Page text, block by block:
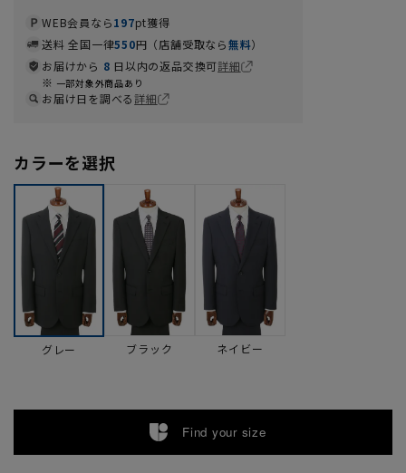
WEB会員なら197pt獲得
送料 全国一律550円（店舗受取なら無料）
お届けから 8 日以内の返品交換可詳細
一部対象外商品あり
お届け日を調べる詳細
カラーを選択
グレー ブラック ネイビー
Find your size